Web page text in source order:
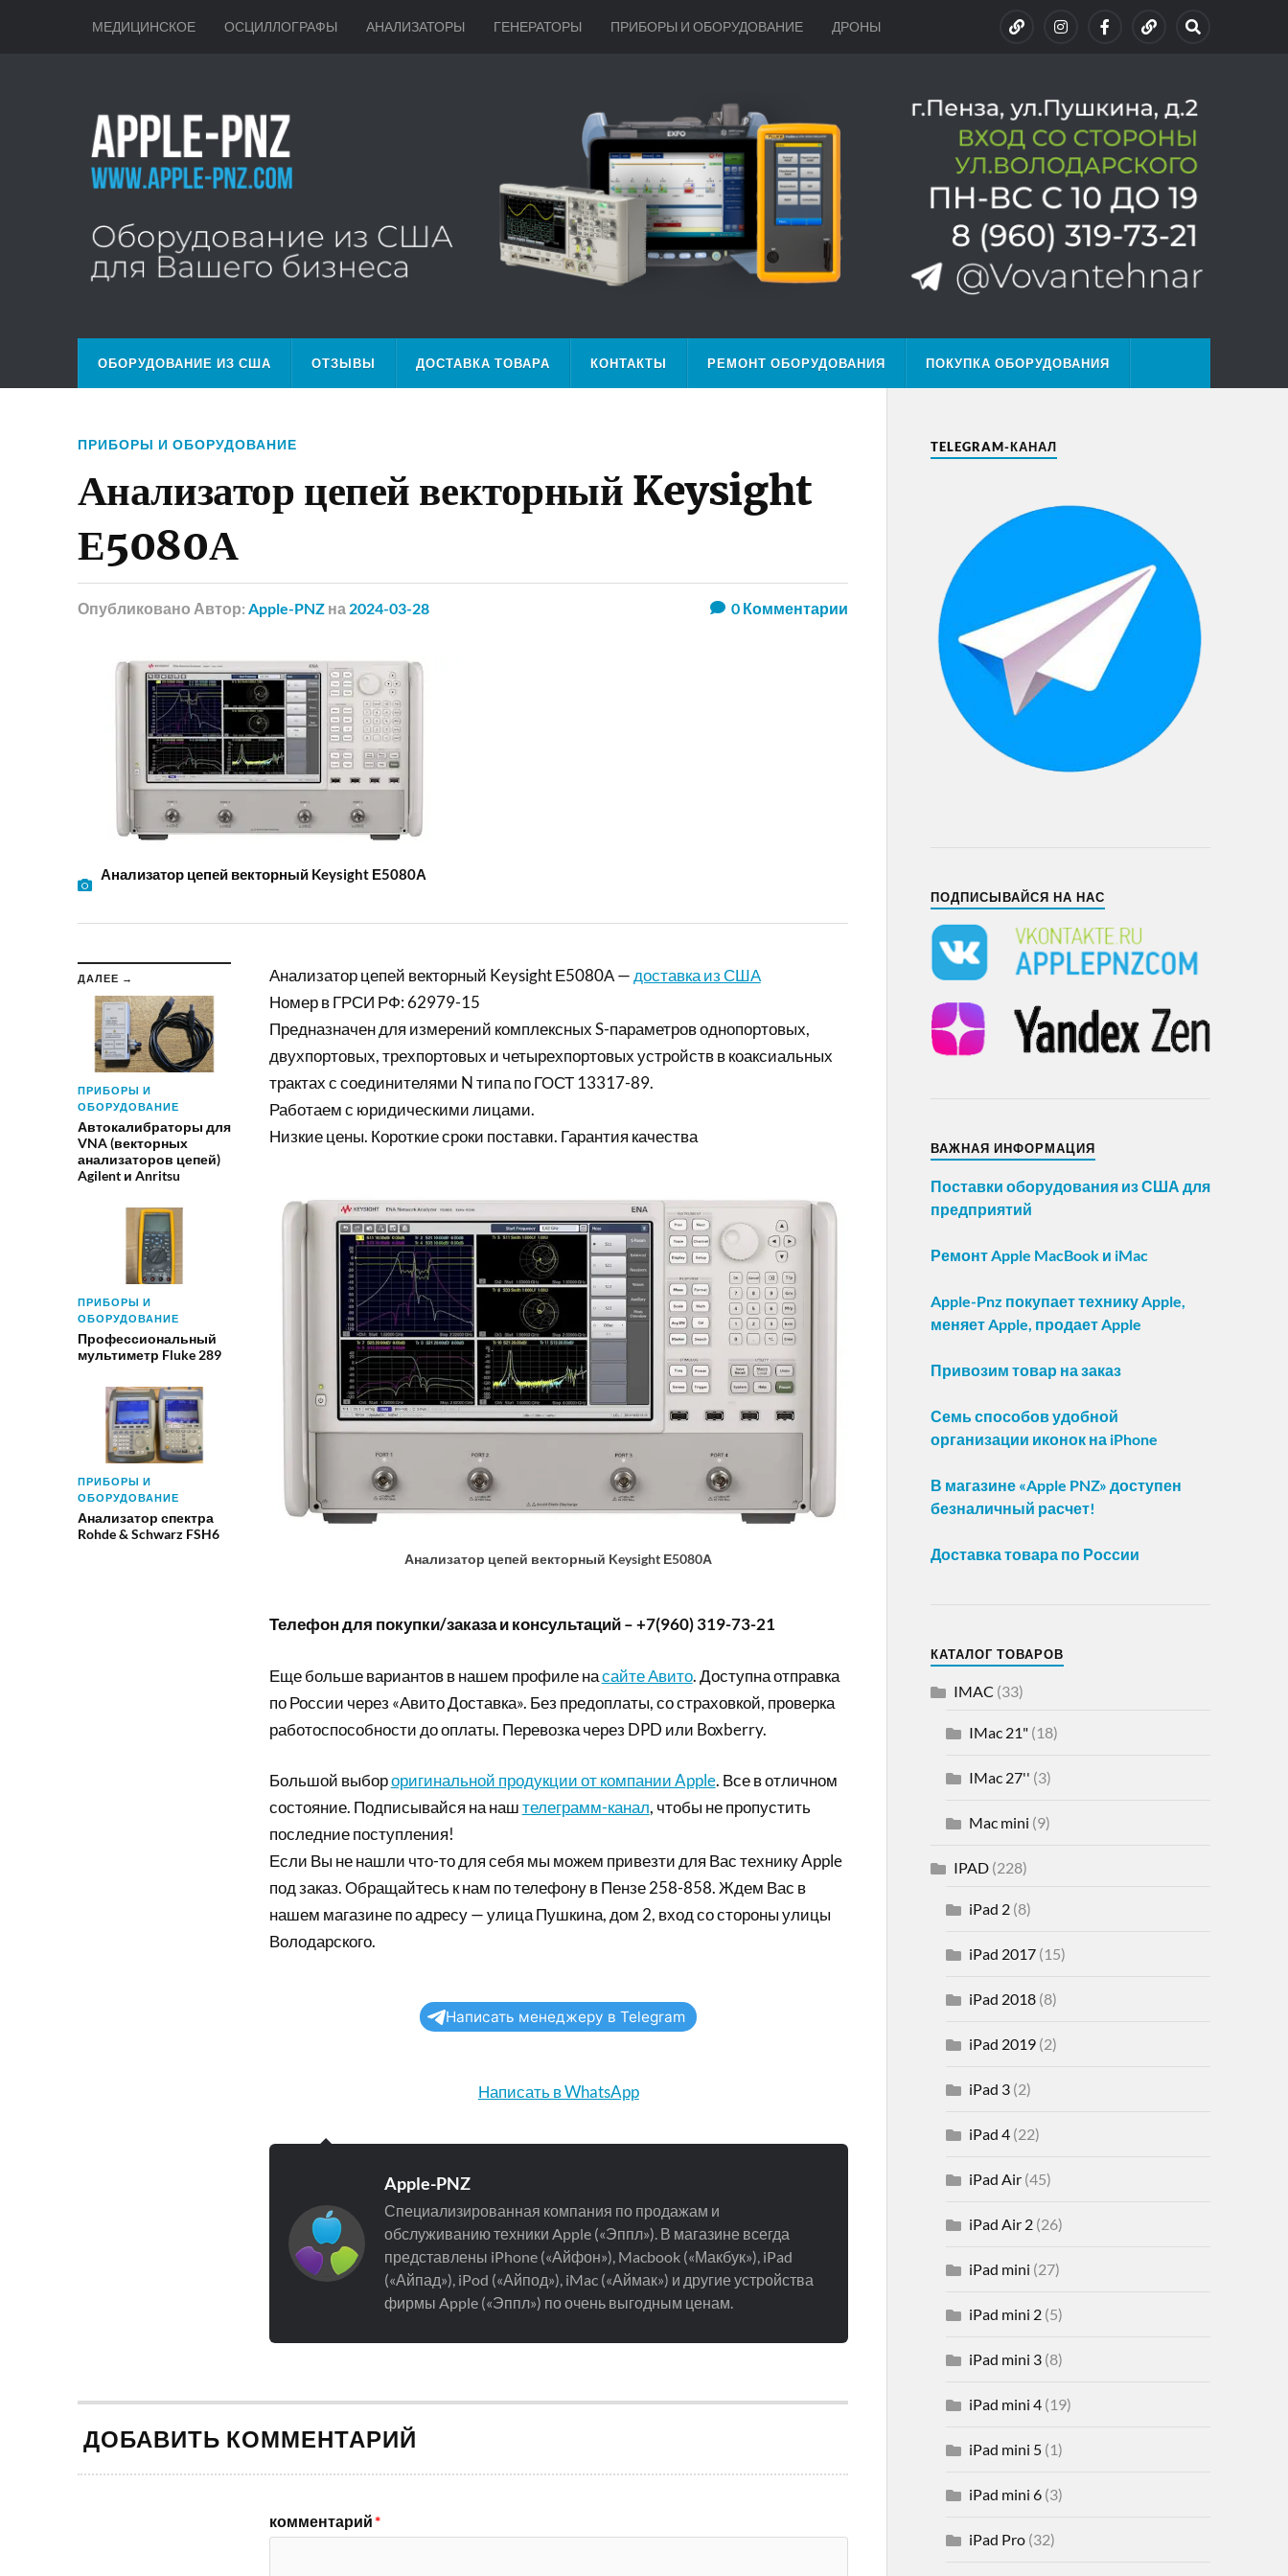
МЕДИЦИНСКОЕ ОСЦИЛЛОГРАФЫ АНАЛИЗАТОРЫ ГЕНЕРАТОРЫ ПРИБОРЫ И ОБОРУДОВАНИЕ ДРОНЫ
ОБОРУДОВАНИЕ ИЗ США ОТЗЫВЫ ДОСТАВКА ТОВАРА КОНТАКТЫ РЕМОНТ ОБОРУДОВАНИЯ ПОКУПКА ОБОРУДОВАНИЯ
ПРИБОРЫ И ОБОРУДОВАНИЕ
Анализатор цепей векторный Keysight
Е5080А
Опубликовано Автор: Apple-PNZ на 2024-03-28 0Комментарии
Анализатор цепей векторный Keysight Е5080А
ДАЛЕЕ →
ПРИБОРЫ И
ОБОРУДОВАНИЕ
Автокалибраторы для
VNA (векторных
анализаторов цепей)
Agilent и Anritsu
ПРИБОРЫ И
ОБОРУДОВАНИЕ
Профессиональный
мультиметр Fluke 289
ПРИБОРЫ И
ОБОРУДОВАНИЕ
Анализатор спектра
Rohde & Schwarz FSH6
Анализатор цепей векторный Keysight Е5080А — доставка из США
Номер в ГРСИ РФ: 62979-15
Предназначен для измерений комплексных S-параметров однопортовых,
двухпортовых, трехпортовых и четырехпортовых устройств в коаксиальных
трактах с соединителями N типа по ГОСТ 13317-89.
Работаем с юридическими лицами.
Низкие цены. Короткие сроки поставки. Гарантия качества
Анализатор цепей векторный Keysight Е5080А
Телефон для покупки/заказа и консультаций – +7(960) 319-73-21
Еще больше вариантов в нашем профиле насайте Авито. Доступна отправка
по России через «Авито Доставка». Без предоплаты, со страховкой, проверка
работоспособности до оплаты. Перевозка через DPD или Boxberry.
Большой выбороригинальной продукции от компании Apple. Все в отличном
состояние. Подписывайся на наштелеграмм-канал, чтобы не пропустить
последние поступления!
Если Вы не нашли что-то для себя мы можем привезти для Вас технику Apple
под заказ. Обращайтесь к нам по телефону в Пензе 258-858. Ждем Вас в
нашем магазине по адресу — улица Пушкина, дом 2, вход со стороны улицы
Володарского.
Написать менеджеру в Telegram
Написать в WhatsApp
Apple-PNZ
Специализированная компания по продажам и
обслуживанию техники Apple («Эппл»). В магазине всегда
представлены iPhone («Айфон»), Macbook («Макбук»), iPad
(«Айпад»), iPod («Айпод»), iMac («Аймак») и другие устройства
фирмы Apple («Эппл») по очень выгодным ценам.
ДОБАВИТЬ КОММЕНТАРИЙ
комментарий*
TELEGRAM-КАНАЛ
ПОДПИСЫВАЙСЯ НА НАС
ВАЖНАЯ ИНФОРМАЦИЯ
Поставки оборудования из США для
предприятий
Ремонт Apple MacBook и iMac
Apple-Pnz покупает технику Apple,
меняет Apple, продает Apple
Привозим товар на заказ
Семь способов удобной
организации иконок на iPhone
В магазине «Apple PNZ» доступен
безналичный расчет!
Доставка товара по России
КАТАЛОГ ТОВАРОВ
IMAC (33)
IMac 21"(18)
IMac 27'' (3)
Mac mini (9)
IPAD(228)
iPad 2(8)
iPad 2017(15)
iPad 2018(8)
iPad 2019(2)
iPad 3(2)
iPad 4(22)
iPad Air(45)
iPad Air 2(26)
iPad mini (27)
iPad mini 2(5)
iPad mini 3(8)
iPad mini 4(19)
iPad mini 5(1)
iPad mini 6(3)
iPad Pro(32)